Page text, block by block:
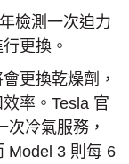
檢測一次迫力
更換。
更換乾燥劑，
率。Tesla 官
冷氣服務，
Model 3 則每 6